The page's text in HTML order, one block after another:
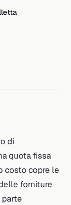
di
quota fissa
costo copre le
forniture